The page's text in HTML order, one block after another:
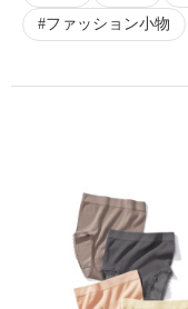
ファッション小物